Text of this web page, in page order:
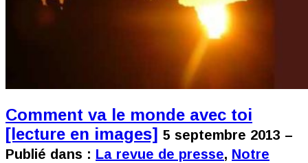
Comment va le monde avec toi
[lecture en images] 5 septembre 2013 –
Publié dans : La revue de presse, Notre